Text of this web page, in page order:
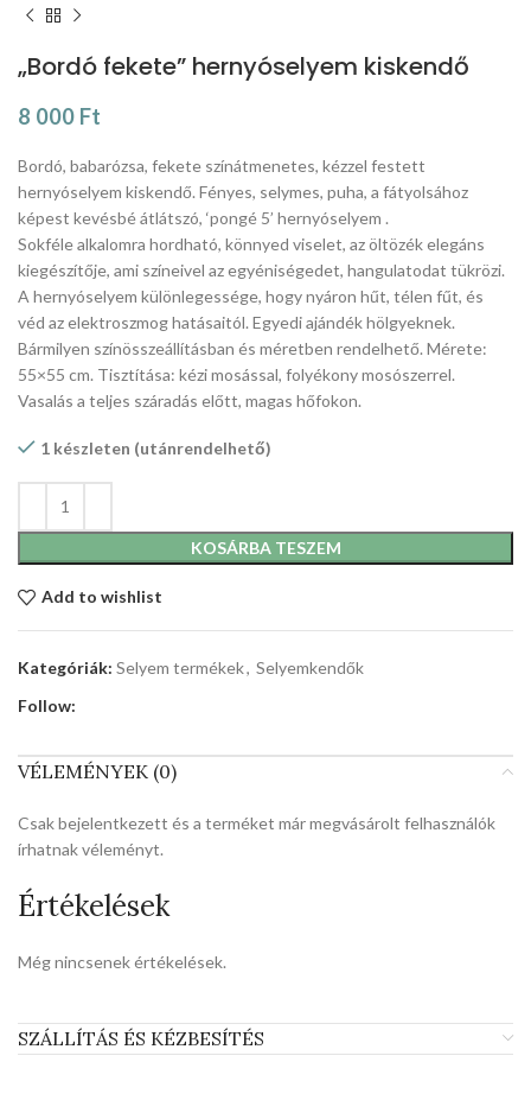
„Bordó fekete” hernyóselyem kiskendő
8 000 Ft
Bordó, babarózsa, fekete színátmenetes, kézzel festett
hernyóselyem kiskendő. Fényes, selymes, puha, a fátyolsához
képest kevésbé átlátszó, ‘pongé 5’ hernyóselyem .
Sokféle alkalomra hordható, könnyed viselet, az öltözék elegáns
kiegészítője, ami színeivel az egyéniségedet, hangulatodat tükrözi.
A hernyóselyem különlegessége, hogy nyáron hűt, télen fűt, és
véd az elektroszmog hatásaitól. Egyedi ajándék hölgyeknek.
Bármilyen színösszeállításban és méretben rendelhető. Mérete:
55×55 cm. Tisztítása: kézi mosással, folyékony mosószerrel.
Vasalás a teljes száradás előtt, magas hőfokon.
1 készleten (utánrendelhető)
KOSÁRBA TESZEM
Add to wishlist
Kategóriák: Selyem termékek, Selyemkendők
Follow:
VÉLEMÉNYEK (0)
Értékelések
Még nincsenek értékelések.
Csak bejelentkezett és a terméket már megvásárolt felhasználók
írhatnak véleményt.
SZÁLLÍTÁS ÉS KÉZBESÍTÉS